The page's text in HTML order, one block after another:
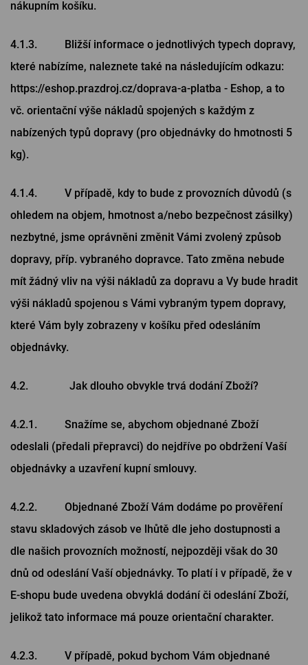
nákupním košíku.
4.1.3. Bližší informace o jednotlivých typech dopravy,
které nabízíme, naleznete také na následujícím odkazu:
https://eshop.prazdroj.cz/doprava-a-platba - Eshop, a to
vč. orientační výše nákladů spojených s každým z
nabízených typů dopravy (pro objednávky do hmotnosti 5
kg).
4.1.4. V případě, kdy to bude z provozních důvodů (s
ohledem na objem, hmotnost a/nebo bezpečnost zásilky)
nezbytné, jsme oprávněni změnit Vámi zvolený způsob
dopravy, příp. vybraného dopravce. Tato změna nebude
mít žádný vliv na výši nákladů za dopravu a Vy bude hradit
výši nákladů spojenou s Vámi vybraným typem dopravy,
které Vám byly zobrazeny v košíku před odesláním
objednávky.
4.2. Jak dlouho obvykle trvá dodání Zboží?
4.2.1. Snažíme se, abychom objednané Zboží
odeslali (předali přepravci) do nejdříve po obdržení Vaší
objednávky a uzavření kupní smlouvy.
4.2.2. Objednané Zboží Vám dodáme po prověření
stavu skladových zásob ve lhůtě dle jeho dostupnosti a
dle našich provozních možností, nejpozději však do 30
dnů od odeslání Vaší objednávky. To platí i v případě, že v
E-shopu bude uvedena obvyklá dodání či odeslání Zboží,
jelikož tato informace má pouze orientační charakter.
4.2.3. V případě, pokud bychom Vám objednané